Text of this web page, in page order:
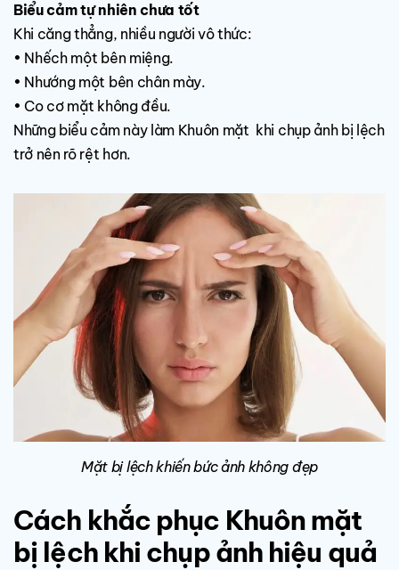
Biểu cảm tự nhiên chưa tốt
Khi căng thẳng, nhiều người vô thức:
• Nhếch một bên miệng.
• Nhướng một bên chân mày.
• Co cơ mặt không đều.
Những biểu cảm này làm Khuôn mặt khi chụp ảnh bị lệch
trở nên rõ rệt hơn.
Mặt bị lệch khiến bức ảnh không đẹp
Cách khắc phục Khuôn mặt
bị lệch khi chụp ảnh hiệu quả